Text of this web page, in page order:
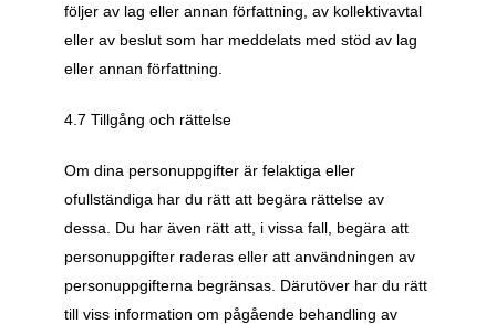
följer av lag eller annan författning, av kollektivavtal
eller av beslut som har meddelats med stöd av lag
eller annan författning.
4.7 Tillgång och rättelse
Om dina personuppgifter är felaktiga eller
ofullständiga har du rätt att begära rättelse av
dessa. Du har även rätt att, i vissa fall, begära att
personuppgifter raderas eller att användningen av
personuppgifterna begränsas. Därutöver har du rätt
till viss information om pågående behandling av